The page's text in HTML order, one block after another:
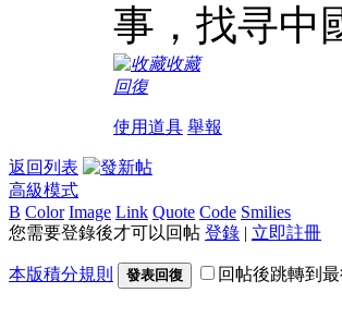
事，找寻中
收藏
回復
使用道具 舉報
返回列表
高級模式
B Color Image Link Quote Code Smilies
您需要登錄後才可以回帖 登錄 | 立即註冊
本版積分規則 發表回復 回帖後跳轉到